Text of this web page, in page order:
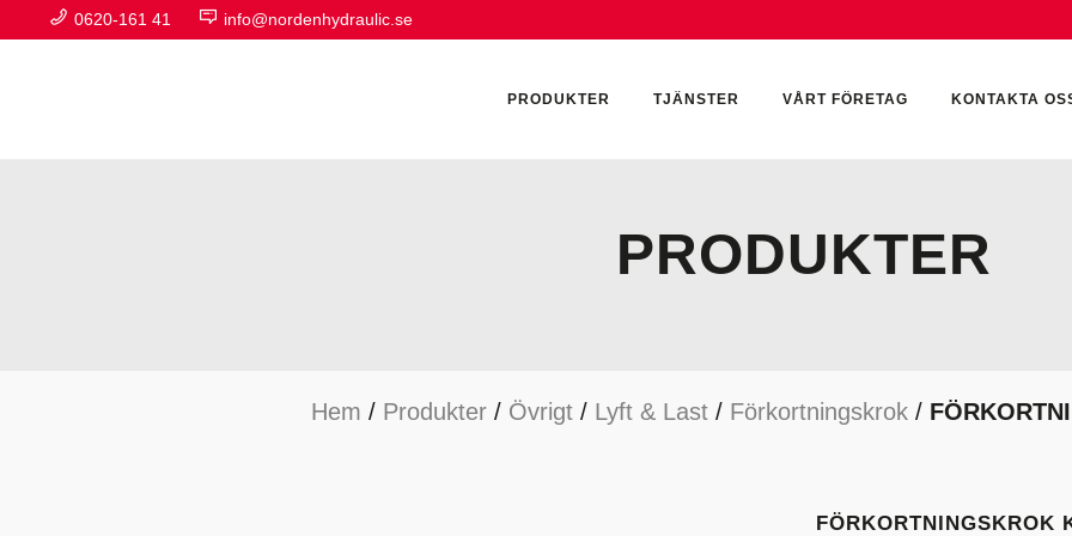
0620-161 41 info@nordenhydraulic.se
PRODUKTER
HYDRAULIKTILLBEHÖR HYDRAULMOTORER
TJÄNSTER VÅRT FÖRETAG KONTAKTA
PRODUKTER
Hem / Produkter/ Övrigt/ Lyft & Last/ Förkortningskrok/
FÖRKORTNINGSKROK